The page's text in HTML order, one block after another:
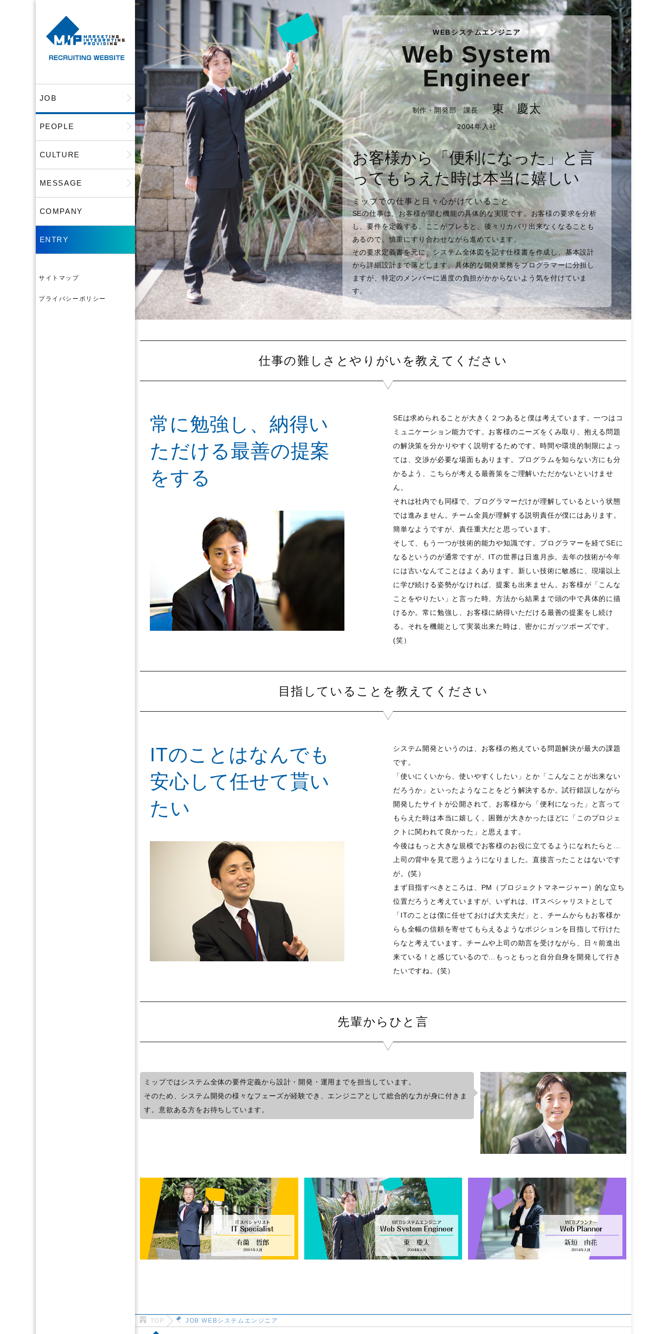
JOB
PEOPLE
CULTURE
MESSAGE
COMPANY
ENTRY
サイトマップ
プライバシーポリシー
WEBシステムエンジニア
Web System
Engineer
制作・開発部 課長 東 慶太
2004年入社
お客様から「便利になった」と言
ってもらえた時は本当に嬉しい
ミップでの仕事と日々心がけていること
SEの仕事は、お客様が望む機能の具体的な実現です。お客様の要求を分析
し、要件を定義する。ここがブレると、後々リカバリ出来なくなることも
あるので、慎重にすり合わせながら進めています。
その要求定義書を元に、システム全体図を記す仕様書を作成し、基本設計
から詳細設計まで落とします。具体的な開発業務をプログラマーに分担し
ますが、特定のメンバーに過度の負担がかからないよう気を付けていま
す。
仕事の難しさとやりがいを教えてください
常に勉強し、納得い
ただける最善の提案
をする
SEは求められることが大きく２つあると僕は考えています。一つはコ
ミュニケーション能力です。お客様のニーズをくみ取り、抱える問題
の解決策を分かりやすく説明するためです。時間や環境的制限によっ
ては、交渉が必要な場面もあります。プログラムを知らない方にも分
かるよう、こちらが考える最善策をご理解いただかないといけませ
ん。
それは社内でも同様で、プログラマーだけが理解しているという状態
では進みません。チーム全員が理解する説明責任が僕にはあります。
簡単なようですが、責任重大だと思っています。
そして、もう一つが技術的能力や知識です。プログラマーを経てSEに
なるというのが通常ですが、ITの世界は日進月歩。去年の技術が今年
には古いなんてことはよくあります。新しい技術に敏感に、現場以上
に学び続ける姿勢がなければ、提案も出来ません。お客様が「こんな
ことをやりたい」と言った時、方法から結果まで頭の中で具体的に描
けるか。常に勉強し、お客様に納得いただける最善の提案をし続け
る。それを機能として実装出来た時は、密かにガッツポーズです。
(笑）
目指していることを教えてください
ITのことはなんでも
安心して任せて貰い
たい
システム開発というのは、お客様の抱えている問題解決が最大の課題
です。
「使いにくいから、使いやすくしたい」とか「こんなことが出来ない
だろうか」といったようなことをどう解決するか。試行錯誤しながら
開発したサイトが公開されて、お客様から「便利になった」と言って
もらえた時は本当に嬉しく、困難が大きかったほどに「このプロジェ
クトに関われて良かった」と思えます。
今後はもっと大きな規模でお客様のお役に立てるようになれたらと…
上司の背中を見て思うようになりました。直接言ったことはないです
が。(笑）
まず目指すべきところは、PM（プロジェクトマネージャー）的な立ち
位置だろうと考えていますが、いずれは、ITスペシャリストとして
「ITのことは僕に任せておけば大丈夫だ」と、チームからもお客様か
らも全幅の信頼を寄せてもらえるようなポジションを目指して行けた
らなと考えています。チームや上司の助言を受けながら、日々前進出
来ている！と感じているので…もっともっと自分自身を開発して行き
たいですね。(笑）
先輩からひと言
ミップではシステム全体の要件定義から設計・開発・運用までを担当しています。
そのため、システム開発の様々なフェーズが経験でき、エンジニアとして総合的な力が身に付きま
す。意欲ある方をお待ちしています。
TOP JOB WEBシステムエンジニア